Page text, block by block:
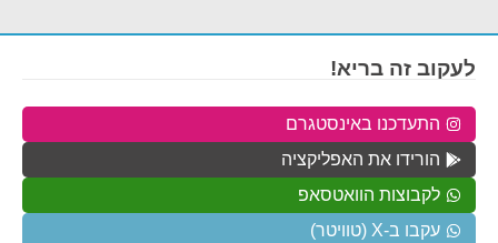
לעקוב זה בריא!
התעדכנו באינסטגרם
הורידו את האפליקציה
לקבוצות הוואטסאפ
עקבו ב-X (טוויטר)